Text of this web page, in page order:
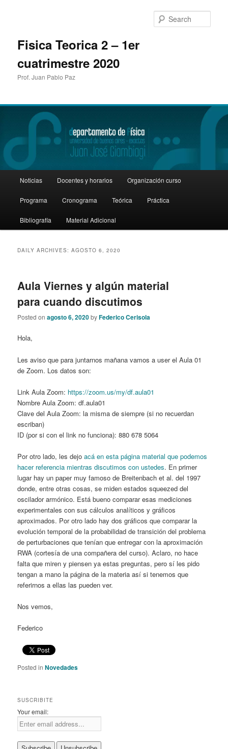
Fisica Teorica 2 – 1er
cuatrimestre 2020
Prof. Juan Pablo Paz
Skip
to
primary
content
Skip
to
secondary
content
Noticias Docentes y horarios Organización curso
Programa Cronograma Teórica Práctica
Bibliografía Material Adicional
DAILY ARCHIVES:AGOSTO 6, 2020
Aula Viernes y algún material
para cuando discutimos
Posted onagosto 6, 2020byFederico Cerisola
Hola,
Les aviso que para juntarnos mañana vamos a user el Aula 01
de Zoom. Los datos son:
Link Aula Zoom: https://zoom.us/my/df.aula01
Nombre Aula Zoom: df.aula01
Clave del Aula Zoom: la misma de siempre (si no recuerdan
escriban)
ID (por si con el link no funciona): 880 678 5064
Por otro lado, les dejoacá en esta página material que podemos
hacer referencia mientras discutimos con ustedes. En primer
lugar hay un paper muy famoso de Breitenbach et al. del 1997
donde, entre otras cosas, se miden estados squeezed del
oscilador armónico. Está bueno comparar esas mediciones
experimentales con sus cálculos analíticos y gráficos
aproximados. Por otro lado hay dos gráficos que comparar la
evolución temporal de la probabilidad de transición del problema
de perturbaciones que tenían que entregar con la aproximación
RWA (cortesía de una compañera del curso). Aclaro, no hace
falta que miren y piensen ya estas preguntas, pero sí les pido
tengan a mano la página de la materia así si tenemos que
referirnos a ellas las pueden ver.
Nos vemos,
Federico
Posted in Novedades
SUSCRIBITE
Your email: